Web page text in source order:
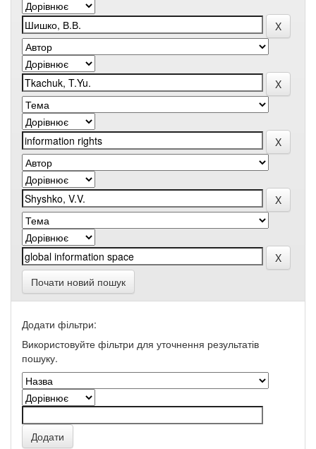
Почати новий пошук
Додати фільтри:
Використовуйте фільтри для уточнення результатів
пошуку.